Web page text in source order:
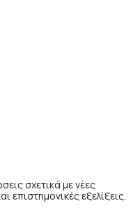
σχετικά με νέες
επιστημονικές εξελίξεις.